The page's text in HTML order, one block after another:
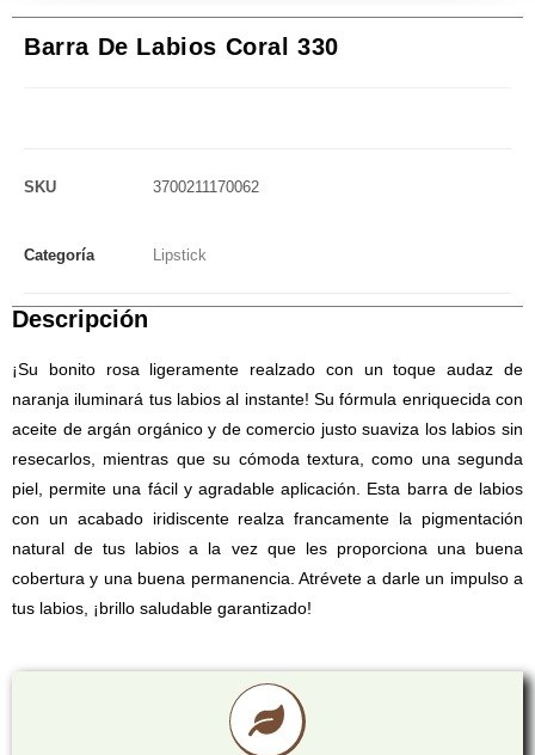
Barra De Labios Coral 330
SKU 3700211170062
Categoría Lipstick
Descripción
¡Su bonito rosa ligeramente realzado con un toque audaz de
naranja iluminará tus labios al instante! Su fórmula enriquecida con
aceite de argán orgánico y de comercio justo suaviza los labios sin
resecarlos, mientras que su cómoda textura, como una segunda
piel, permite una fácil y agradable aplicación. Esta barra de labios
con un acabado iridiscente realza francamente la pigmentación
natural de tus labios a la vez que les proporciona una buena
cobertura y una buena permanencia. Atrévete a darle un impulso a
tus labios, ¡brillo saludable garantizado!